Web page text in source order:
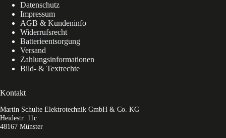
Datenschutz
Impressum
AGB & Kundeninfo
Widerrufsrecht
Batterieentsorgung
Versand
Zahlungsinformationen
Bild- & Textrechte
Kontakt
Martin Schulte Elektrotechnik GmbH & Co. KG
Heidestr. 11c
48167 Münster